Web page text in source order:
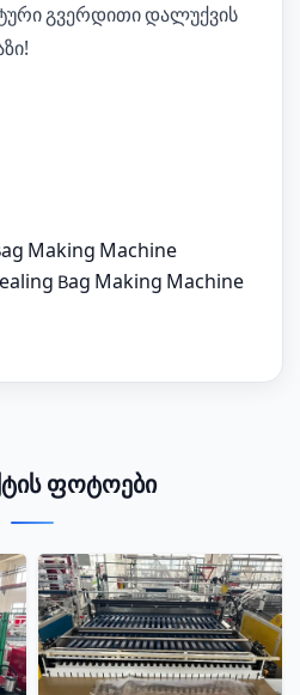
გვერდითი დალუქვის
Making Machine
Bag Making Machine
ფოტოები